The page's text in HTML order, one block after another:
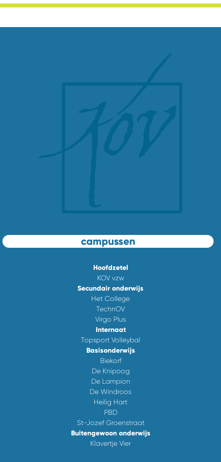
campussen
Hoofdzetel
KOV vzw
Secundair onderwijs
Het College
TechnOV
Virgo Plus
Internaat
Topsport Volleybal
Basisonderwijs
Biekorf
De Knipoog
De Lampion
De Windroos
Heilig Hart
PBD
St-Jozef Groenstraat
Buitengewoon onderwijs
Klavertje Vier